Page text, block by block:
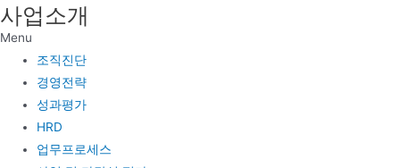
사업소개
Menu
조직진단
경영전략
성과평가
HRD
업무프로세스